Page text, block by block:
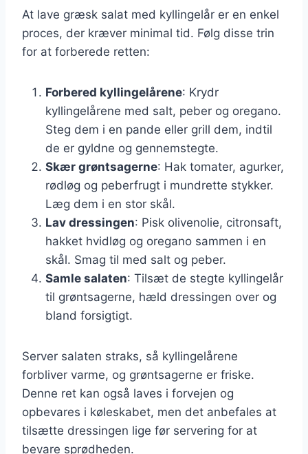
At lave græsk salat med kyllingelår er en enkel
proces, der kræver minimal tid. Følg disse trin
for at forberede retten:
Forbered kyllingelårene: Krydr
kyllingelårene med salt, peber og oregano.
Steg dem i en pande eller grill dem, indtil
de er gyldne og gennemstegte.
Skær grøntsagerne: Hak tomater, agurker,
rødløg og peberfrugt i mundrette stykker.
Læg dem i en stor skål.
Lav dressingen: Pisk olivenolie, citronsaft,
hakket hvidløg og oregano sammen i en
skål. Smag til med salt og peber.
Samle salaten: Tilsæt de stegte kyllingelår
til grøntsagerne, hæld dressingen over og
bland forsigtigt.
Server salaten straks, så kyllingelårene
forbliver varme, og grøntsagerne er friske.
Denne ret kan også laves i forvejen og
opbevares i køleskabet, men det anbefales at
tilsætte dressingen lige før servering for at
bevare sprødheden.